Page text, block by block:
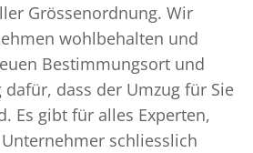
Grössenordnung. Wir
wohlbehalten und
Bestimmungsort und
dass der Umzug für Sie
Es gibt für alles Experten,
schliesslich